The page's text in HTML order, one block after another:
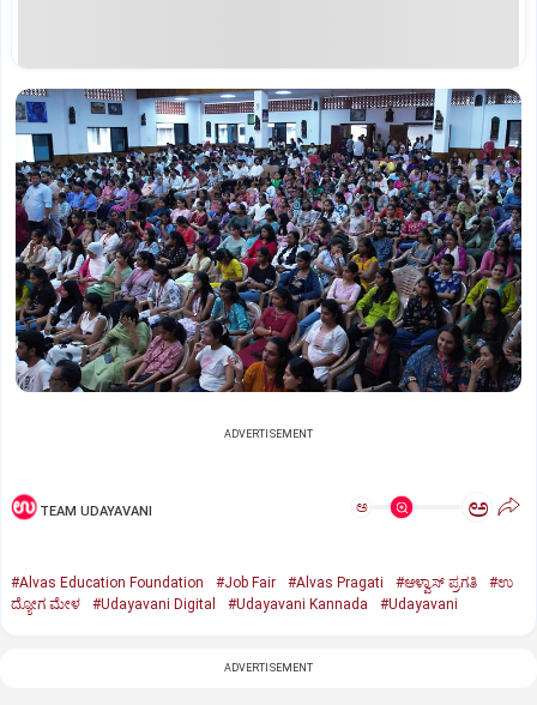
ADVERTISEMENT
TEAM UDAYAVANI ಅ ಅ
#Alvas Education Foundation #Job Fair #Alvas Pragati #ಆಳ್ವಾಸ್‌ ಪ್ರಗತಿ
#ಉ
ದ್ಯೋಗ ಮೇಳ
#Udayavani Digital #Udayavani Kannada #Udayavani
ADVERTISEMENT